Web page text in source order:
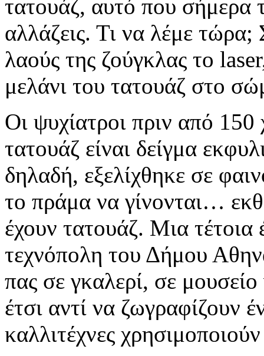
τατουάζ, αυτό που σήμερα
αλλάζεις. Τι να λέμε
λαούς της ζούγκλας το
μελάνι του τατουάζ στο
Οι ψυχίατροι πριν από 150
τατουάζ είναι δείγμα
δηλαδή, εξελίχθηκε σε
το πράμα να γίνονται…
έχουν τατουάζ. Μια τέτοια
τεχνόπολη του Δήμου
πας σε γκαλερί, σε
έτσι αντί να ζωγραφίζουν
καλλιτέχνες